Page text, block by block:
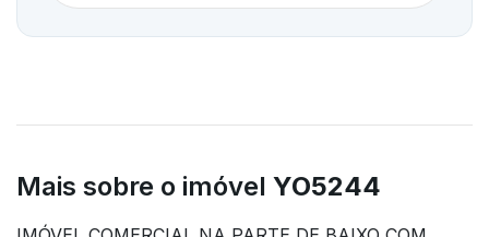
Mais sobre o imóvel YO5244